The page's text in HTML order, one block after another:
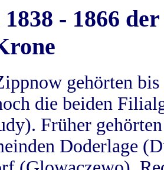
- 1866
gehörten
die beiden
Früher
Doderlage